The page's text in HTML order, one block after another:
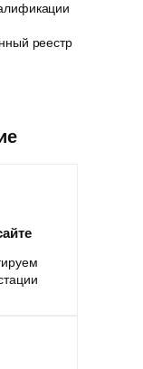
реестр